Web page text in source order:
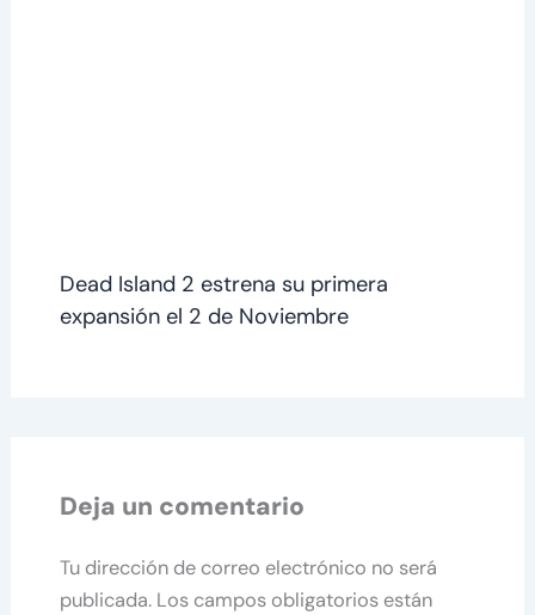
Dead Island 2 estrena su primera
expansión el 2 de Noviembre
Deja un comentario
Tu dirección de correo electrónico no será
publicada. Los campos obligatorios están